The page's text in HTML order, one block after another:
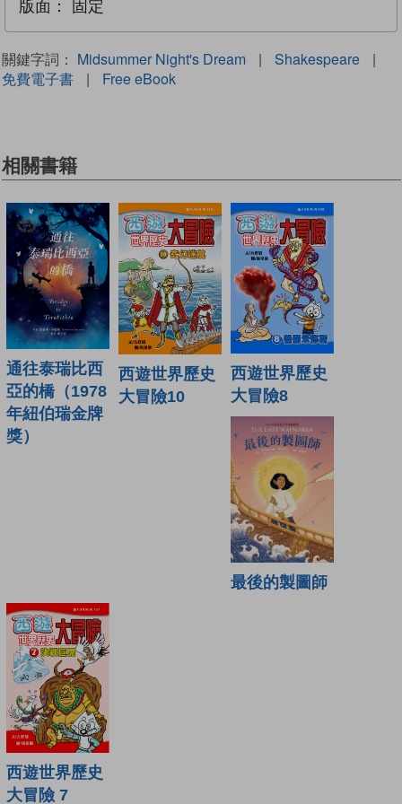
版面： 固定
關鍵字詞： Midsummer Night's Dream | Shakespeare
|
免費電子書
| Free eBook
相關書籍
通往泰瑞比西
亞的橋（1978
年紐伯瑞金牌
獎）
西遊世界歷史
大冒險10
西遊世界歷史
大冒險8
最後的製圖師
西遊世界歷史
大冒險 7